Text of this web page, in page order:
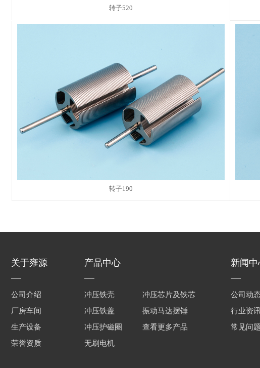
转子520
转子190
关于雍源
公司介绍
厂房车间
生产设备
荣誉资质
产品中心
冲压铁壳
冲压铁盖
冲压护磁圈
无刷电机
冲压芯片及铁芯
振动马达摆锤
查看更多产品
新闻中
公司动态
行业资
常见问题